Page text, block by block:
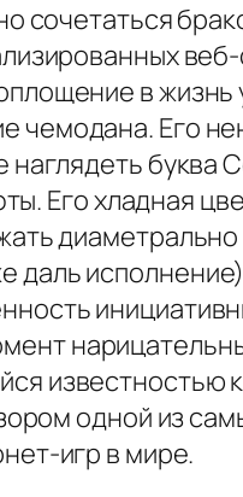
сочетаться
веб-
в жизнь
чемодана. Его
наглядеть буква
Его хладная
диаметрально
даль
известностью
одной из
игр в мире.